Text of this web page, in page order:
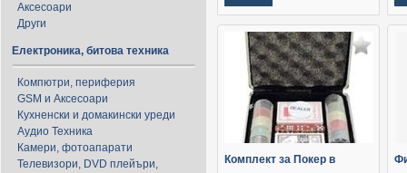
Аксесоари
Други
Електроника, битова техника
Компютри, периферия
GSM и Аксесоари
Кухненски и домакински уреди
Аудио Техника
Камери, фотоапарати
Телевизори, DVD плейъри,
Комплект за Покер в